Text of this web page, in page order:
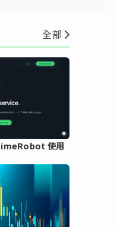
全部
使用